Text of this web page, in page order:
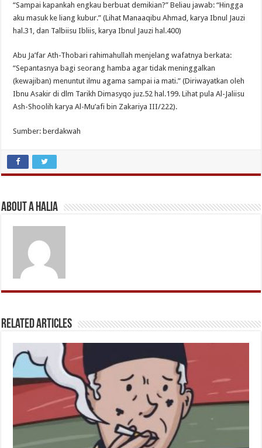
“Sampai kapankah engkau berbuat demikian?” Beliau jawab: “Hingga
aku masuk ke liang kubur.” (Lihat Manaaqibu Ahmad, karya Ibnul Jauzi
hal.31, dan Talbiisu Ibliis, karya Ibnul Jauzi hal.400)
Abu Ja’far Ath-Thobari rahimahullah menjelang wafatnya berkata:
“Sepantasnya bagi seorang hamba agar tidak meninggalkan
(kewajiban) menuntut ilmu agama sampai ia mati.” (Diriwayatkan oleh
Ibnu Asakir di dlm Tarikh Dimasyqo juz.52 hal.199. Lihat pula Al-Jaliisu
Ash-Shoolih karya Al-Mu’afi bin Zakariya III/222).
Sumber: berdakwah
About A Halia
Related Articles